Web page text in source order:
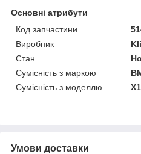
Основні атрибути
Код запчастини
Виробник
Стан
Сумісність з маркою
Сумісність з моделлю
X1
Умови доставки